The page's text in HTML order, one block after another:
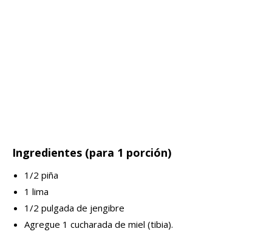
Ingredientes (para 1 porción)
1/2 piña
1 lima
1/2 pulgada de jengibre
Agregue 1 cucharada de miel (tibia).